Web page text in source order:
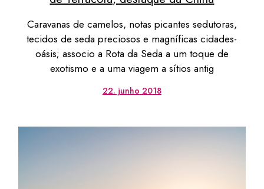
Caravanas de camelos, notas picantes sedutoras,
tecidos de seda preciosos e magníficas cidades-
oásis; associo a Rota da Seda a um toque de
exotismo e a uma viagem a sítios antig
22. junho 2018